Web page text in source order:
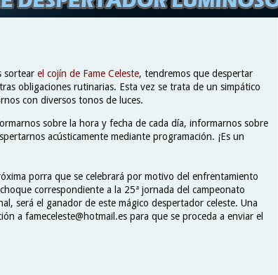
sortear el cojín de Fame Celeste, tendremos que despertar
obligaciones rutinarias. Esta vez se trata de un simpático
con diversos tonos de luces.
sobre la hora y fecha de cada día, informarnos sobre
acústicamente mediante programación. ¡Es un
porra que se celebrará por motivo del enfrentamiento
correspondiente a la 25ª jornada del campeonato
será el ganador de este mágico despertador celeste. Una
a fameceleste@hotmail.es para que se proceda a enviar el